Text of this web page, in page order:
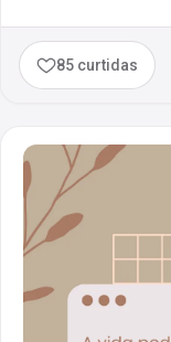
85 curtidas